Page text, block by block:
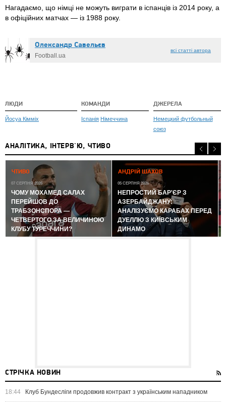
Нагадаємо, що німці не можуть виграти в іспанців із 2014 року, а
в офіційних матчах — із 1988 року.
Олександр Caвeльєв
Football.ua
всі статті автора
ЛЮДИ
Йосуа Кімміх
КОМАНДИ
Іспанія Німеччина
ДЖЕРЕЛА
Немецкий футбольный
союз
АНАЛІТИКА, ІНТЕРВ'Ю, ЧТИВО
ЧТИВО
07 СЕРПНЯ 2026
ЧОМУ МОХАМЕД САЛАХ
ПЕРЕЙШОВ ДО
ТРАБЗОНСПОРА —
ЧЕТВЕРТОГО ЗА ВЕЛИЧИНОЮ
КЛУБУ ТУРЕЧЧИНИ?
АНДРІЙ ШАХОВ
05 СЕРПНЯ 2026
НЕПРОСТИЙ БАР'ЄР З
АЗЕРБАЙДЖАНУ:
АНАЛІЗУЄМО КАРАБАХ ПЕРЕД
ДУЕЛЛЮ З КИЇВСЬКИМ
ДИНАМО
СТРІЧКА НОВИН
18:44 Клуб Бундесліги продовжив контракт з українським нападником